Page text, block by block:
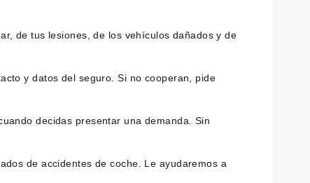
de tus lesiones, de los vehículos dañados y de
y datos del seguro. Si no cooperan, pide
decidas presentar una demanda. Sin
de accidentes de coche. Le ayudaremos a